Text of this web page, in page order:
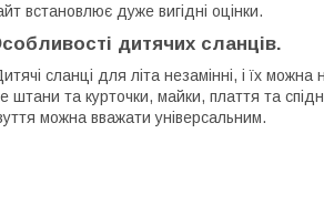
встановлює дуже вигідні оцінки.
дитячих сланців.
сланці для літа незамінні, і їх
штани та курточки, майки, плаття та
можна вважати універсальним.